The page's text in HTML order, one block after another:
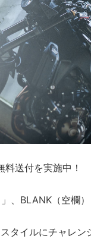
送付を実施中！
、BLANK（空欄
タイルにチャレ